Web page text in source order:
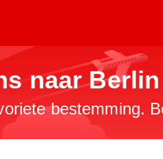
naar Berlin
bestemming.